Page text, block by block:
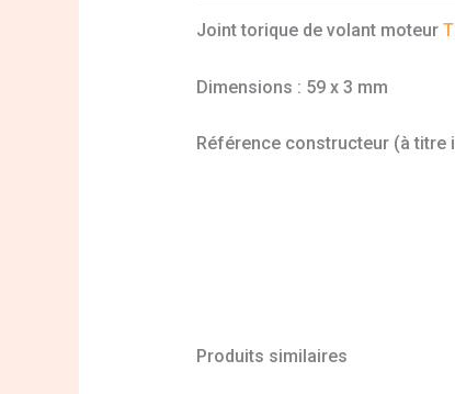
Joint torique de volant moteur
Dimensions : 59 x 3 mm
Référence constructeur (à titre
Produits similaires